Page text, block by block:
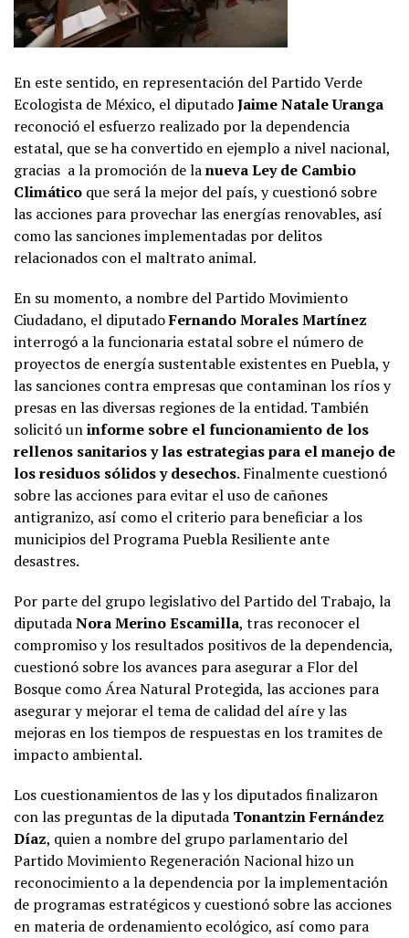
En este sentido, en representación del Partido Verde
Ecologista de México, el diputadoJaime Natale Uranga
reconoció el esfuerzo realizado por la dependencia
estatal, que se ha convertido en ejemplo a nivel nacional,
gracias a la promoción de lanueva Ley de Cambio
Climático que será la mejor del país, y cuestionó sobre
las acciones para provechar las energías renovables, así
como las sanciones implementadas por delitos
relacionados con el maltrato animal.
En su momento, a nombre del Partido Movimiento
Ciudadano, el diputadoFernando Morales Martínez
interrogó a la funcionaria estatal sobre el número de
proyectos de energía sustentable existentes en Puebla, y
las sanciones contra empresas que contaminan los ríos y
presas en las diversas regiones de la entidad. También
solicitó uninforme sobre el funcionamiento de los
rellenos sanitarios y las estrategias para el manejo de
los residuos sólidos y desechos. Finalmente cuestionó
sobre las acciones para evitar el uso de cañones
antigranizo, así como el criterio para beneficiar a los
municipios del Programa Puebla Resiliente ante
desastres.
Por parte del grupo legislativo del Partido del Trabajo, la
diputadaNora Merino Escamilla, tras reconocer el
compromiso y los resultados positivos de la dependencia,
cuestionó sobre los avances para asegurar a Flor del
Bosque como Área Natural Protegida, las acciones para
asegurar y mejorar el tema de calidad del aíre y las
mejoras en los tiempos de respuestas en los tramites de
impacto ambiental.
Los cuestionamientos de las y los diputados finalizaron
con las preguntas de la diputada Tonantzin Fernández
Díaz, quien a nombre del grupo parlamentario del
Partido Movimiento Regeneración Nacional hizo un
reconocimiento a la dependencia por la implementación
de programas estratégicos y cuestionó sobre las acciones
en materia de ordenamiento ecológico, así como para